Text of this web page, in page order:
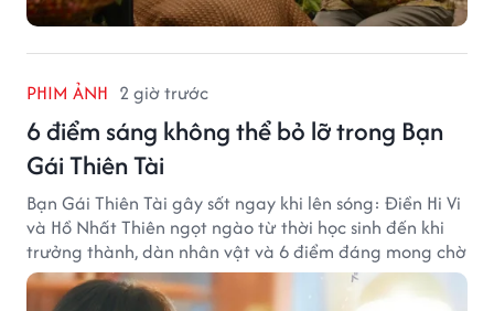
PHIM ẢNH 2 giờ trước
6 điểm sáng không thể bỏ lỡ trong Bạn
Gái Thiên Tài
Bạn Gái Thiên Tài gây sốt ngay khi lên sóng: Điền Hi Vi
và Hồ Nhất Thiên ngọt ngào từ thời học sinh đến khi
trưởng thành, dàn nhân vật và 6 điểm đáng mong chờ